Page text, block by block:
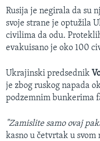
Rusija je negirala da su
svoje strane je optužila
civilima da odu.
evakuisano je oko 100
Ukrajinski predsednik
je zbog ruskog napada
podzemnim bunkerima
"Zamislite samo ovaj
kasno u četvrtak u svom